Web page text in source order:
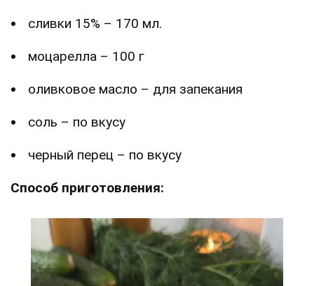
сливки 15% – 170 мл.
моцарелла – 100 г
оливковое масло – для запекания
соль – по вкусу
черный перец – по вкусу
Способ приготовления: